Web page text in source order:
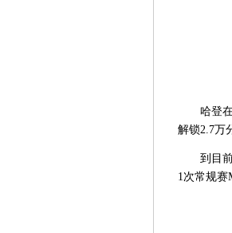
哈登
解锁2.7万
到目
1次常规赛